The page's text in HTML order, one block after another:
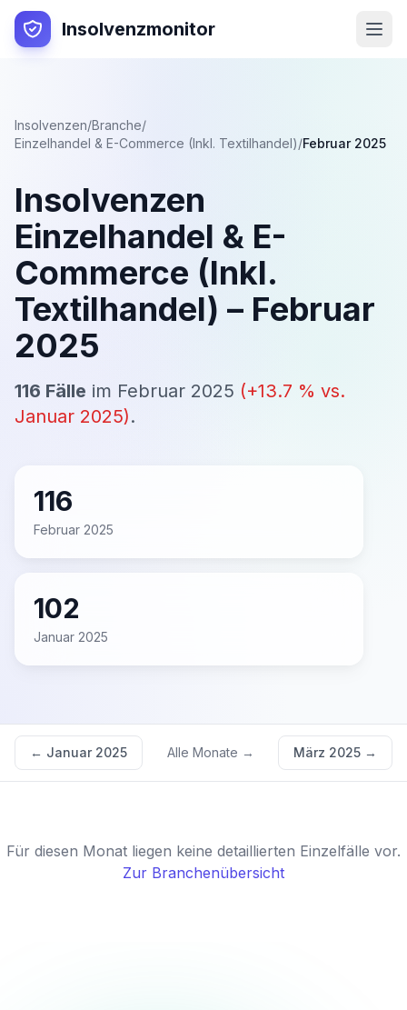
Insolvenzmonitor
Insolvenzen/Branche/
Einzelhandel & E-Commerce (Inkl. Textilhandel)/Februar 2025
Insolvenzen
Einzelhandel & E-
Commerce (Inkl.
Textilhandel) – Februar
2025
116 Fälle im Februar 2025 (+13.7 % vs.
Januar 2025).
116
Februar 2025
102
Januar 2025
← Januar 2025 Alle Monate → März 2025 →
Für diesen Monat liegen keine detaillierten Einzelfälle vor.
Zur Branchenübersicht